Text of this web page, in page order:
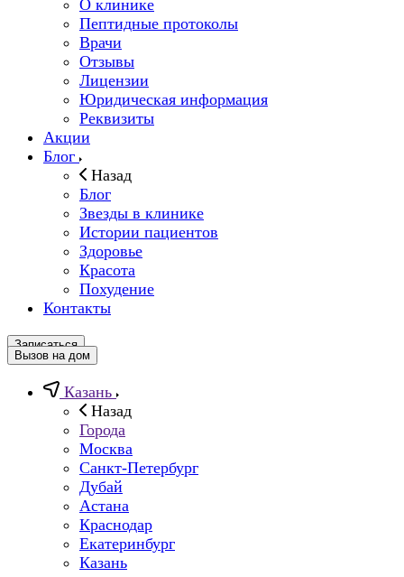
О клинике
Пептидные протоколы
Врачи
Отзывы
Лицензии
Юридическая информация
Реквизиты
Акции
Блог
Назад
Блог
Звезды в клинике
Истории пациентов
Здоровье
Красота
Похудение
Контакты
Записаться
Вызов на дом
Казань
Назад
Города
Москва
Санкт-Петербург
Дубай
Астана
Краснодар
Екатеринбург
Казань